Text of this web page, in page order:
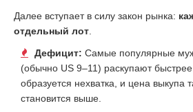
Далее вступает в силу закон рынка:
отдельный лот
Дефицит: Самые популярные
(обычно US 9–11) раскупают
образуется нехватка, и цена выкупа
становится выше.